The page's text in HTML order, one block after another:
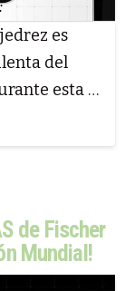
es
del
esta …
de Fischer
Mundial!